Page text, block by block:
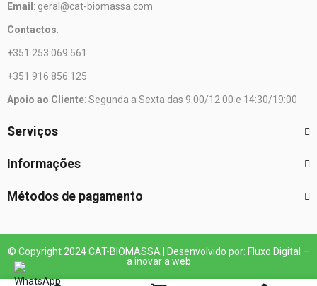
Email : geral@cat-biomassa.com
Contactos:
+351 253 069 561
+351 916 856 125
Apoio ao Cliente: Segunda a Sexta das 9:00/12:00 e 14:30/19:00
Serviços
Informações
Métodos de pagamento
© Copyright 2024 CAT-BIOMASSA | Desenvolvido por: Fluxo Digital –
a inovar a web